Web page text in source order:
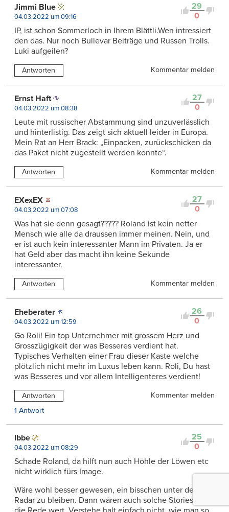
29
0
Jimmi Blue
04.03.2022 um 09:16
IP, ist schon Sommerloch in Ihrem Blättli.Wen intressiert
den das. Nur noch Bullevar Beiträge und Russen Trolls.
Luki aufgeilen?
Antworten Kommentar melden
27
0
Ernst Haft
04.03.2022 um 08:38
Leute mit russischer Abstammung sind unzuverlässlich
und hinterlistig. Das zeigt sich aktuell leider in Europa.
Mein Rat an Herr Brack: „Einpacken, zurückschicken da
das Paket nicht zugestellt werden konnte“.
Antworten Kommentar melden
27
0
EXexEX
04.03.2022 um 07:08
Was hat sie denn gesagt????? Roland ist kein netter
Mensch wie alle da draussen immer meinen. Nein, und
er ist auch kein interessanter Mann im Privaten. Ja er
hat Geld aber das macht ihn keine Sekunde
interessanter.
Antworten Kommentar melden
26
0
Eheberater
04.03.2022 um 12:59
Go Roli! Ein top Unternehmer mit grossem Herz und
Grosszügigkeit der was Besseres verdient hat.
Typisches Verhalten einer Frau dieser Kaste welche
plötzlich nicht mehr im Luxus leben kann. Roli, Du hast
was Besseres und vor allem Intelligenteres verdient!
Antworten
Kommentar melden
1 Antwort
25
0
Ibbe
04.03.2022 um 08:29
Schade Roland, da hilft nun auch Höhle der Löwen etc
nicht wirklich fürs Image.
Wäre wohl besser gewesen, ein bisschen unter dem
Radar zu bleiben. Dann wären auch solche Stories kaum